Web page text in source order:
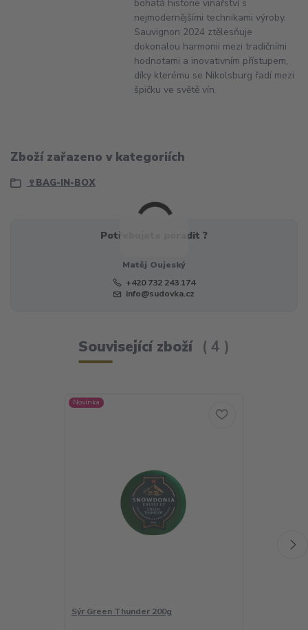
bohatá historie vinařství s
nejmodernějšími technikami výroby.
Sauvignon 2024 ztělesňuje
dokonalou harmonii mezi tradičními
hodnotami a inovativním přístupem,
díky kterému se Nikolsburg řadí mezi
špičku ve světě vín.
Zboží zařazeno v kategoriích
🍷BAG-IN-BOX
Potřebujete poradit ?
Matěj Oujeský
+420 732 243 174
info@sudovka.cz
Související zboží 4
Novinka
Sýr Green Thunder 200g